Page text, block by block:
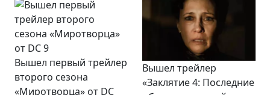
Вышел первый трейлер
второго сезона
«Миротворца» от DC
Вышел трейлер
«Заклятие 4: Последние